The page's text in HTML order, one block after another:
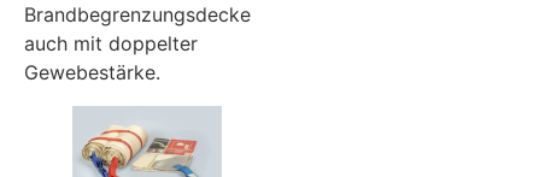
Brandbegrenzungsdecke
auch mit doppelter
Gewebestärke.